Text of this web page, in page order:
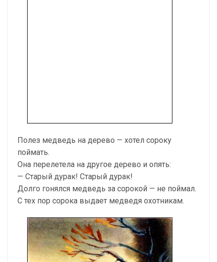
Полез медведь на дерево — хотел сороку
поймать.
Она перелетела на другое дерево и опять:
— Старый дурак! Старый дурак!
Долго гонялся медведь за сорокой — не поймал.
С тех пор сорока выдает медведя охотникам.